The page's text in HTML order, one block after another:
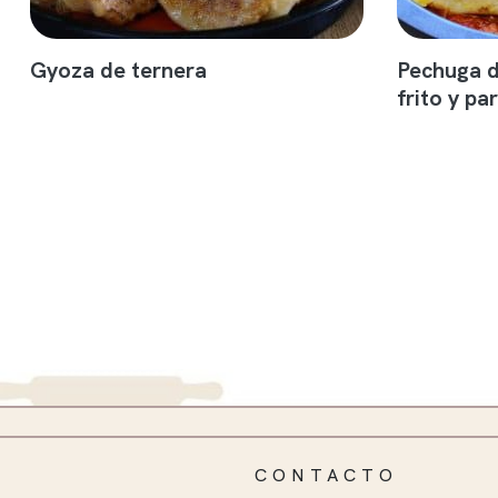
Gyoza de ternera
Pechuga
frito y
CONTACTO